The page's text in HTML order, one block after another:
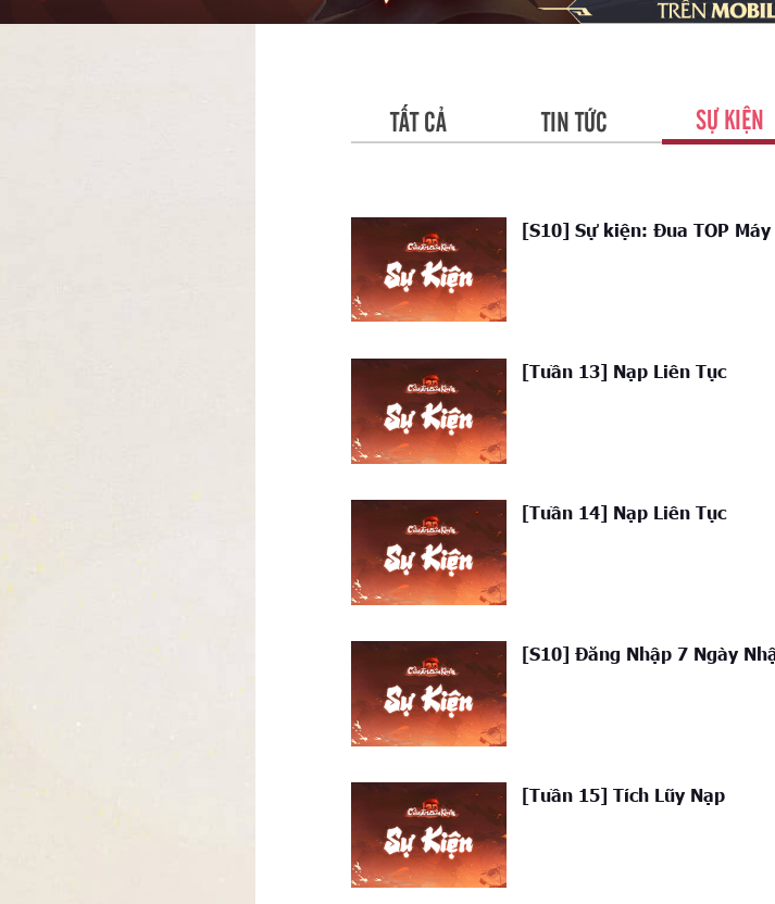
TẤT CẢ TIN TỨC SỰ KIỆN
[S10] Sự kiện: Đua TOP
[Tuần 13] Nạp Liên Tục
[Tuần 14] Nạp Liên Tục
[S10] Đăng Nhập 7 Ngày
[Tuần 15] Tích Lũy Nạp